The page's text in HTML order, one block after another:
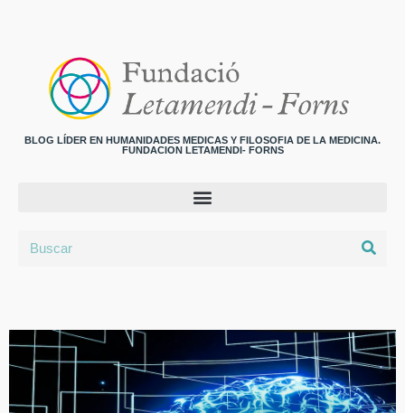
BLOG LÍDER EN HUMANIDADES MEDICAS Y FILOSOFIA DE LA MEDICINA.
FUNDACION LETAMENDI- FORNS